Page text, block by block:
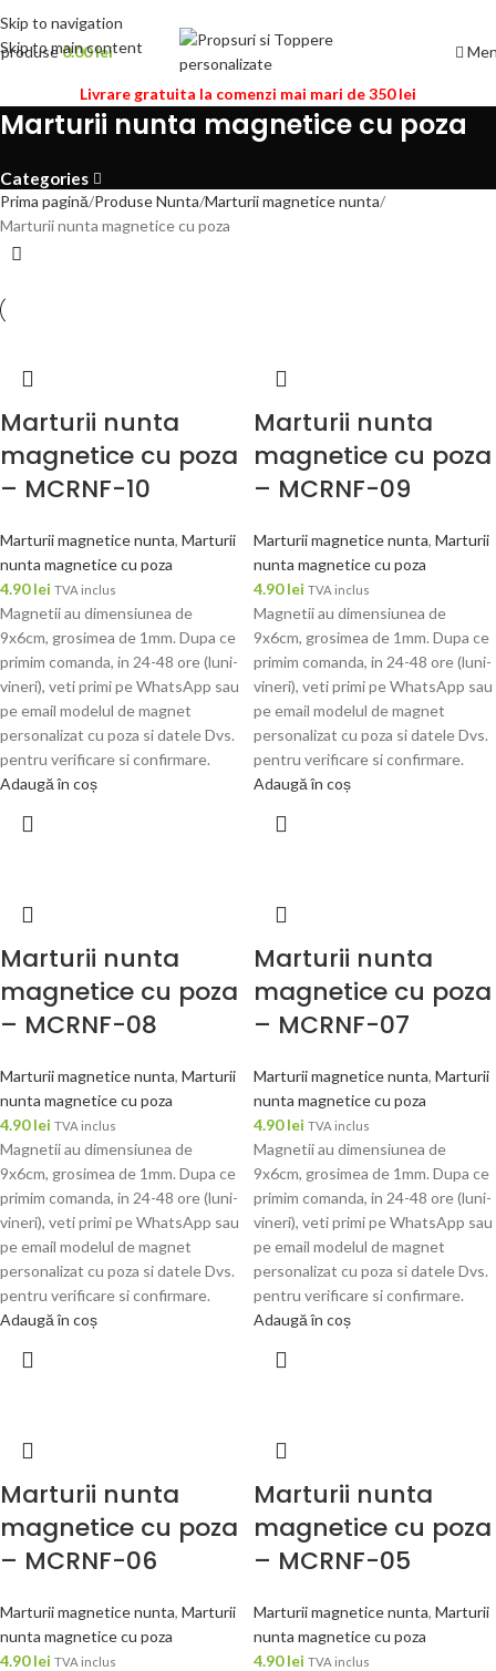
Skip to navigation
Skip to main content
produse 0.00lei
Livrare gratuita la comenzi mai mari de 350 lei
Marturii nunta magnetice cu poza
Categories
Prima pagină Produse Nunta Marturii magnetice nunta
Marturii nunta magnetice cu poza
Marturii nunta
magnetice cu poza
– MCRNF-10
Marturii magnetice nunta, Marturii
nunta magnetice cu poza
4.90lei TVA inclus
Magnetii au dimensiunea de
9x6cm, grosimea de 1mm. Dupa ce
primim comanda, in 24-48 ore (luni-
vineri), veti primi pe WhatsApp sau
pe email modelul de magnet
personalizat cu poza si datele Dvs.
pentru verificare si confirmare.
Adaugă în coș
Marturii nunta
magnetice cu poza
– MCRNF-09
Marturii magnetice nunta, Marturii
nunta magnetice cu poza
4.90lei TVA inclus
Magnetii au dimensiunea de
9x6cm, grosimea de 1mm. Dupa ce
primim comanda, in 24-48 ore (luni-
vineri), veti primi pe WhatsApp sau
pe email modelul de magnet
personalizat cu poza si datele Dvs.
pentru verificare si confirmare.
Adaugă în coș
Marturii nunta
magnetice cu poza
– MCRNF-08
Marturii magnetice nunta, Marturii
nunta magnetice cu poza
4.90lei TVA inclus
Magnetii au dimensiunea de
9x6cm, grosimea de 1mm. Dupa ce
primim comanda, in 24-48 ore (luni-
vineri), veti primi pe WhatsApp sau
pe email modelul de magnet
personalizat cu poza si datele Dvs.
pentru verificare si confirmare.
Adaugă în coș
Marturii nunta
magnetice cu poza
– MCRNF-07
Marturii magnetice nunta, Marturii
nunta magnetice cu poza
4.90lei TVA inclus
Magnetii au dimensiunea de
9x6cm, grosimea de 1mm. Dupa ce
primim comanda, in 24-48 ore (luni-
vineri), veti primi pe WhatsApp sau
pe email modelul de magnet
personalizat cu poza si datele Dvs.
pentru verificare si confirmare.
Adaugă în coș
Marturii nunta
magnetice cu poza
– MCRNF-06
Marturii magnetice nunta, Marturii
nunta magnetice cu poza
4.90lei TVA inclus
Marturii nunta
magnetice cu poza
– MCRNF-05
Marturii magnetice nunta, Marturii
nunta magnetice cu poza
4.90lei TVA inclus